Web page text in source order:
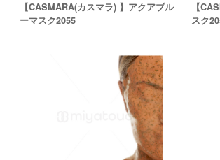
【CASMARA(カスマラ) 】アクアブル
ーマスク2055
【
スク